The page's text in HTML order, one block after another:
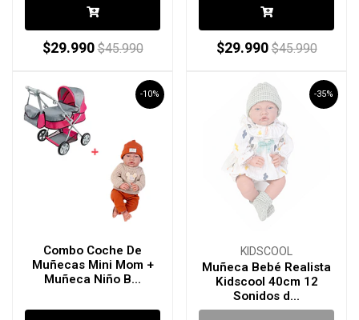
$29.990 $45.990 $29.990 $45.990
-10%
Combo Coche De
Muñecas Mini Mom +
Muñeca Niño B...
-35%
KIDSCOOL
Muñeca Bebé Realista
Kidscool 40cm 12
Sonidos d...